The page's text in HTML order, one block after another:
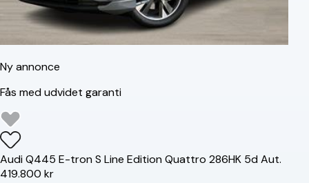
Ny annonce
Fås med udvidet garanti
AudiQ445 E-tron S Line Edition Quattro 286HK 5d Aut.
419.800 kr